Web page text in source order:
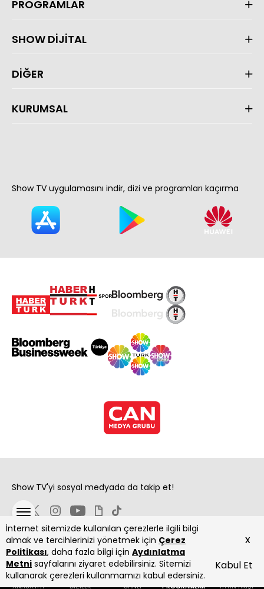
ANASAYFA DİZİLER CANLI PROGRAMLAR YAYIN AKIŞI
İnternet sitemizde kullanılan çerezlerle ilgili bilgi
almak ve tercihlerinizi yönetmek için Çerez
Politikası, daha fazla bilgi için Aydınlatma
Metni sayfalarını ziyaret edebilirsiniz. Sitemizi
kullanarak çerezleri kullanmamızı kabul edersiniz.
Kabul Et
x
PROGRAMLAR
SHOW DİJİTAL
DİĞER
KURUMSAL
Show TV uygulamasını indir, dizi ve programları kaçırma
Show TV'yi sosyal medyada da takip et!
Copyright 2026 Show Televizyon Yayıncılık A.Ş.